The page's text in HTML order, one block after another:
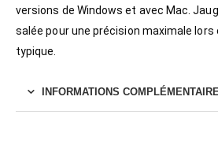
versions de Windows et avec Mac.
salée pour une précision maximale lors
typique.
INFORMATIONS